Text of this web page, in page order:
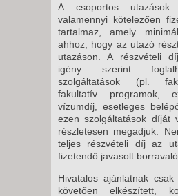
A csoportos utazások
valamennyi kötelezően
tartalmaz, amely
ahhoz, hogy az utazó
utazáson. A részvételi
igény szerint
szolgáltatások (pl.
fakultatív programok,
vízumdíj, esetleges
ezen szolgáltatások díját
részletesen megadjuk.
teljes részvételi díj az
fizetendő javasolt
Hivatalos ajánlatnak
követően elkészített,